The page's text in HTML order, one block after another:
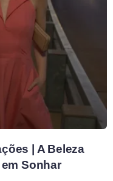
| A Beleza
Sonhar